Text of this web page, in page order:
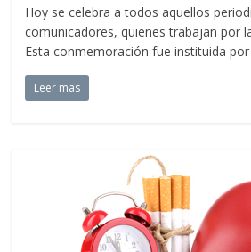
Hoy se celebra a todos aquellos
comunicadores, quienes trabajan por
Esta conmemoración fue instituida por
Leer mas